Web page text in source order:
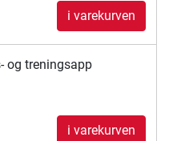
i varekurven
og treningsapp
i varekurven